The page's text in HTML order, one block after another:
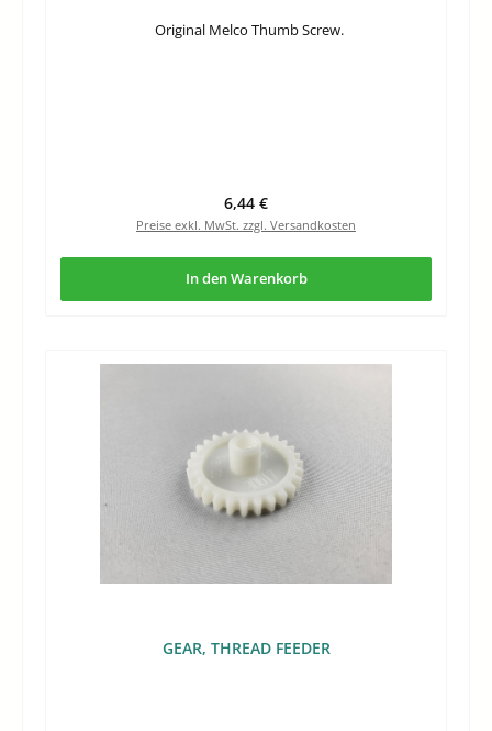
Original Melco Thumb Screw.
Regulärer Preis:
6,44 €
Preise exkl. MwSt. zzgl. Versandkosten
In den Warenkorb
GEAR, THREAD FEEDER